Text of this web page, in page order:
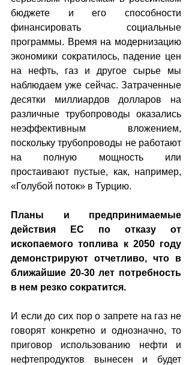
бюджете и его способности
финансировать социальные
программы. Время на модернизацию
экономики сократилось, падение цен
на нефть, газ и другое сырье мы
наблюдаем уже сейчас. Затраченные
десятки миллиардов долларов на
различные трубопроводы оказались
неэффективным вложением,
поскольку трубопроводы не работают
на полную мощность или
простаивают пустые, как, например,
«Голубой поток» в Турцию.
Планы и предпринимаемые
действия ЕС по отказу от
ископаемого топлива к 2050 году
демонстрируют отчетливо, что в
ближайшие 20-30 лет потребность
в нем резко сократится.
И если до сих пор о запрете на газ не
говорят конкретно и однозначно, то
приговор использованию нефти и
нефтепродуктов вынесен и будет